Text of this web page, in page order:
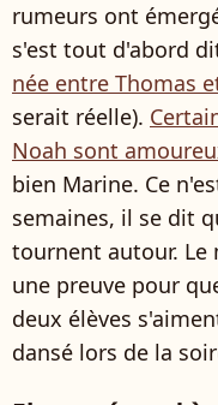
rumeurs ont
s'est tout d'abord
née entre Thomas
serait réelle).
Noah sont
bien Marine. Ce
semaines, il se dit
tournent autour.
une preuve pour
deux élèves
dansé lors de la